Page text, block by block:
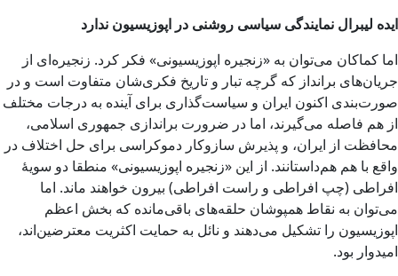
ایده لیبرال نمایندگی سیاسی روشنی در اپوزیسیون ندارد
اما کماکان می‌توان به «زنجیره اپوزیسیونی» فکر کرد. زنجیره‌ای از
جریان‌های برانداز که گرچه تبار و تاریخ فکری‌شان متفاوت است و در
صورت‌بندی اکنون ایران و سیاست‌گذاری برای آینده به درجات مختلف
از هم فاصله می‌گیرند، اما در ضرورت براندازی جمهوری اسلامی،
محافظت از ایران، و پذیرش سازوکار دموکراسی برای حل اختلاف در
واقع با هم هم‌داستانند. از این «زنجیره اپوزیسیونی» منطقا دو سویۀ
افراطی (چپ افراطی و راست افراطی) بیرون خواهند ماند. اما
می‌توان به نقاط همپوشان حلقه‌های باقی‌مانده که بخش اعظم
اپوزیسیون را تشکیل می‌دهند و نائل به حمایت اکثریت معترضین‌اند،
امیدوار بود.